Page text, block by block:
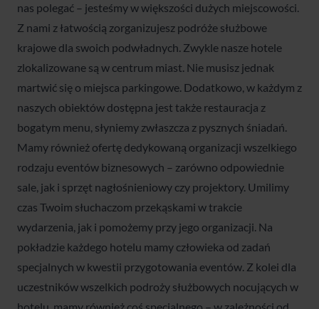
nas polegać – jesteśmy w większości dużych miejscowości.
Z nami z łatwością zorganizujesz podróże służbowe
krajowe dla swoich podwładnych. Zwykle nasze hotele
zlokalizowane są w centrum miast. Nie musisz jednak
martwić się o miejsca parkingowe. Dodatkowo, w każdym z
naszych obiektów dostępna jest także restauracja z
bogatym menu, słyniemy zwłaszcza z pysznych śniadań.
Mamy również ofertę dedykowaną organizacji wszelkiego
rodzaju eventów biznesowych – zarówno odpowiednie
sale, jak i sprzęt nagłośnieniowy czy projektory. Umilimy
czas Twoim słuchaczom przekąskami w trakcie
wydarzenia, jak i pomożemy przy jego organizacji. Na
pokładzie każdego hotelu mamy człowieka od zadań
specjalnych w kwestii przygotowania eventów. Z kolei dla
uczestników wszelkich podroży służbowych nocujących w